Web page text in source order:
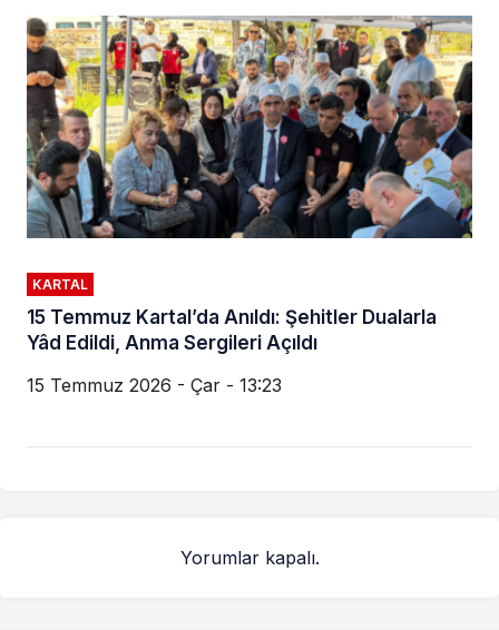
KARTAL
15 Temmuz Kartal’da Anıldı: Şehitler Dualarla
Yâd Edildi, Anma Sergileri Açıldı
15 Temmuz 2026 - Çar - 13:23
Yorumlar kapalı.